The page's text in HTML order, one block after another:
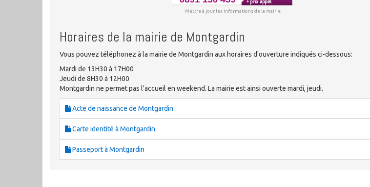
Mettre à jour les informations de la mairie
Horaires de la mairie de Montgardin
Vous pouvez téléphonez à la mairie de Montgardin aux horaires d'ouverture indiqués ci-dessous:
Mardi de 13H30 à 17H00
Jeudi de 8H30 à 12H00
Montgardin ne permet pas l'accueil en weekend. La mairie est ainsi ouverte mardi, jeudi.
Acte de naissance de Montgardin
Carte identité à Montgardin
Passeport à Montgardin